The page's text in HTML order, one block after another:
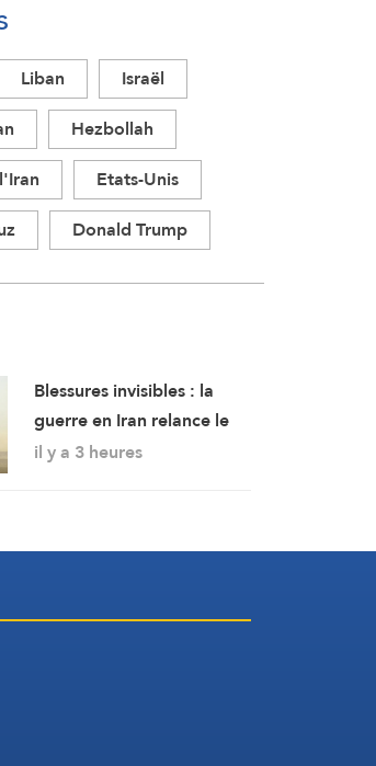
Liban
Israël
Hezbollah
Etats-Unis
Donald Trump
Blessures invisibles : la
guerre en Iran relance le
débat sur les lésions
il y a 3 heures